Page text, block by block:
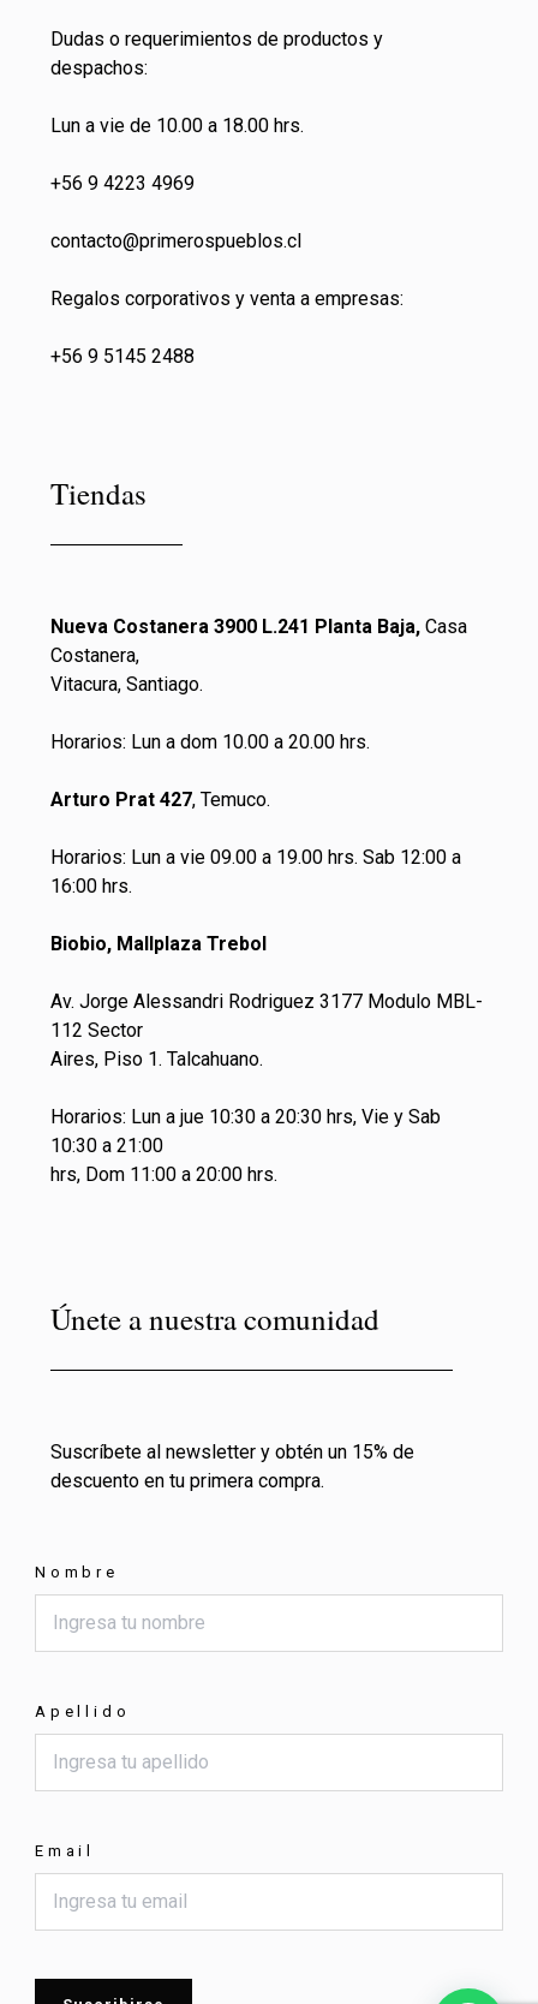
Dudas o requerimientos de productos y
despachos:
Lun a vie de 10.00 a 18.00 hrs.
+56 9 4223 4969
contacto@primerospueblos.cl
Regalos corporativos y venta a empresas:
+56 9 5145 2488
Tiendas
Nueva Costanera 3900 L.241 Planta Baja, Casa
Costanera,
Vitacura, Santiago.
Horarios: Lun a dom 10.00 a 20.00 hrs.
Arturo Prat 427, Temuco.
Horarios: Lun a vie 09.00 a 19.00 hrs. Sab 12:00 a
16:00 hrs.
Biobio, Mallplaza Trebol
Av. Jorge Alessandri Rodriguez 3177 Modulo MBL-
112 Sector
Aires, Piso 1. Talcahuano.
Horarios: Lun a jue 10:30 a 20:30 hrs, Vie y Sab
10:30 a 21:00
hrs, Dom 11:00 a 20:00 hrs.
Únete a nuestra comunidad
Suscríbete al newsletter y obtén un 15% de
descuento en tu primera compra.
Nombre
Apellido
Email